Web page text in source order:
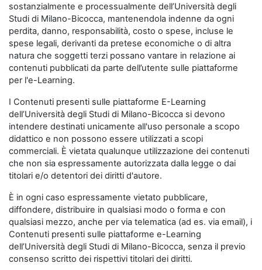
sostanzialmente e processualmente dell’Università degli
Studi di Milano-Bicocca, mantenendola indenne da ogni
perdita, danno, responsabilità, costo o spese, incluse le
spese legali, derivanti da pretese economiche o di altra
natura che soggetti terzi possano vantare in relazione ai
contenuti pubblicati da parte dell’utente sulle piattaforme
per l'e-Learning.
I Contenuti presenti sulle piattaforme E-Learning
dell’Università degli Studi di Milano-Bicocca si devono
intendere destinati unicamente all'uso personale a scopo
didattico e non possono essere utilizzati a scopi
commerciali. È vietata qualunque utilizzazione dei contenuti
che non sia espressamente autorizzata dalla legge o dai
titolari e/o detentori dei diritti d'autore.
È in ogni caso espressamente vietato pubblicare,
diffondere, distribuire in qualsiasi modo o forma e con
qualsiasi mezzo, anche per via telematica (ad es. via email), i
Contenuti presenti sulle piattaforme e-Learning
dell’Università degli Studi di Milano-Bicocca, senza il previo
consenso scritto dei rispettivi titolari dei diritti.